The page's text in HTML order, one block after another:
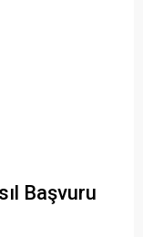
Başvuru